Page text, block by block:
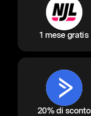
1 mese gratis
20% di sconto